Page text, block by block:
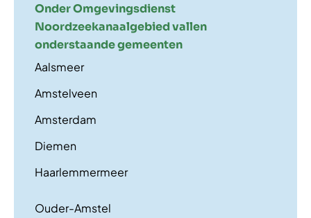
Onder Omgevingsdienst
Noordzeekanaalgebied vallen
onderstaande gemeenten
Aalsmeer
Amstelveen
Amsterdam
Diemen
Haarlemmermeer
Ouder-Amstel